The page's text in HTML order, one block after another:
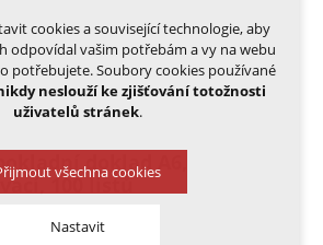
doklad A6,
100 listů
cookies a související technologie, aby
odpovídal vašim potřebám a vy na webu
potřebujete. Soubory cookies používané
neslouží ke zjišťování totožnosti
uživatelů stránek.
všechna cookies
Nastavit